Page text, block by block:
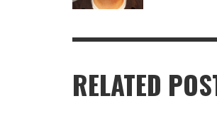
RELATED